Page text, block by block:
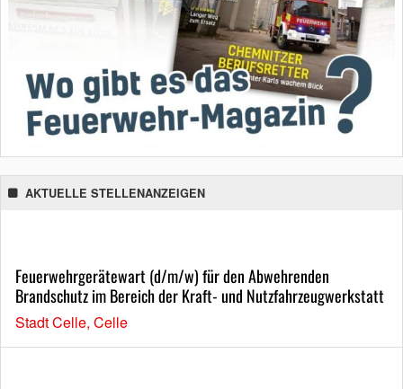
AKTUELLE STELLENANZEIGEN
Feuerwehrgerätewart (d/m/w) für den Abwehrenden
Brandschutz im Bereich der Kraft- und Nutzfahrzeugwerkstatt
Stadt Celle, Celle